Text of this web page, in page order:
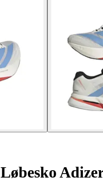
Løbesko